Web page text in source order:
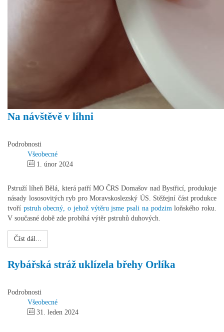
Na návštěvě v líhni
Podrobnosti
Všeobecné
1. únor 2024
Pstruží líheň Bělá, která patří MO ČRS Domašov nad Bystřicí, produkuje
násady lososovitých ryb pro Moravskoslezský ÚS. Stěžejní část produkce
tvoří pstruh obecný, o jehož výtěru jsme psali na podzimloňského roku.
V současné době zde probíhá výtěr pstruhů duhových.
Číst dál...
Rybářská stráž uklízela břehy Orlíka
Podrobnosti
Všeobecné
31. leden 2024